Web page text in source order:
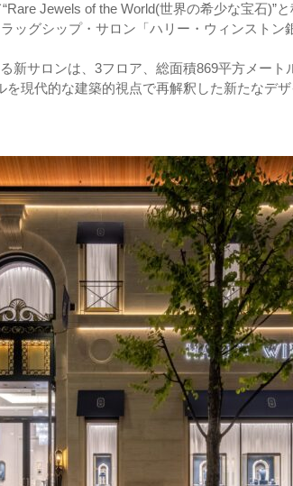
Jewels of the World(世界の希少な宝石)”
ッグシップ・サロン「ハリー・ウィンストン
新サロンは、3フロア、総面積869平方メート
現代的な建築的視点で再解釈した新たなデ